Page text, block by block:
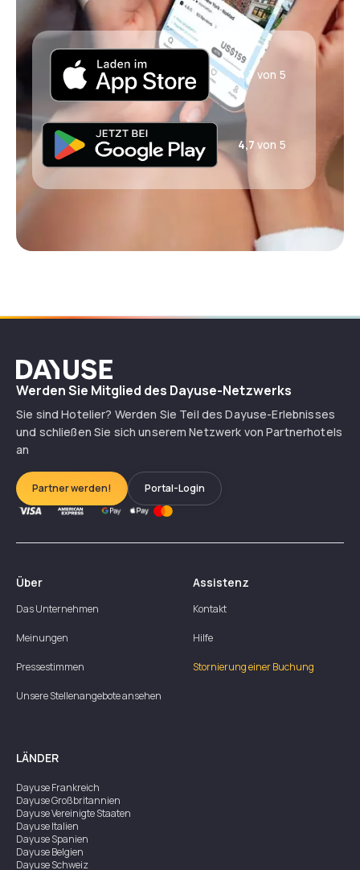
4,7von 5
4,7 von 5
Dayuse
Werden Sie Mitglied des Dayuse-Netzwerks
Sie sind Hotelier? Werden Sie Teil des Dayuse-Erlebnisses
und schließen Sie sich unserem Netzwerk von Partnerhotels
an
Partner werden! Portal-Login
Über
Das Unternehmen
Meinungen
Pressestimmen
Unsere Stellenangebote ansehen
Assistenz
Kontakt
Hilfe
Stornierung einer Buchung
LÄNDER
DayuseFrankreich
DayuseGroßbritannien
DayuseVereinigte Staaten
DayuseItalien
DayuseSpanien
DayuseBelgien
DayuseSchweiz